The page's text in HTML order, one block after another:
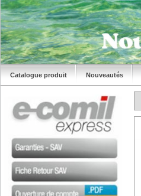
Catalogue produit Nouveautés